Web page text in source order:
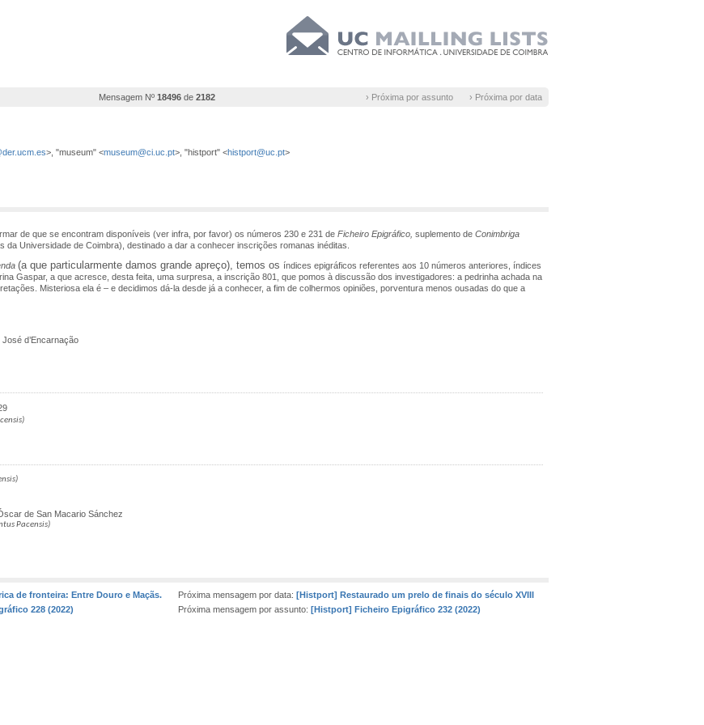
Mensagem Nº 18496 de 2182 › Próxima por assunto › Próxima por data
>, "museum" <museum@ci.uc.pt>, "histport" <histport@uc.pt>
que se encontram disponíveis (ver infra, por favor) os números 230 e 231 de Ficheiro Epigráfico, suplemento de Conimbriga
da Universidade de Coimbra), destinado a dar a conhecer inscrições romanas inéditas.
(a que particularmente damos grande apreço), temos os índices epigráficos referentes aos 10 números anteriores, índices
Gaspar, a que acresce, desta feita, uma surpresa, a inscrição 801, que pomos à discussão dos investigadores: a pedrinha achada na
Misteriosa ela é – e decidimos dá-la desde já a conhecer, a fim de colhermos opiniões, porventura menos ousadas do que a
de San Macario Sánchez
Pacensis)
de fronteira: Entre Douro e Maçãs. Próxima mensagem por data: [Histport] Restaurado um prelo de finais do século XVIII
228 (2022) Próxima mensagem por assunto: [Histport] Ficheiro Epigráfico 232 (2022)